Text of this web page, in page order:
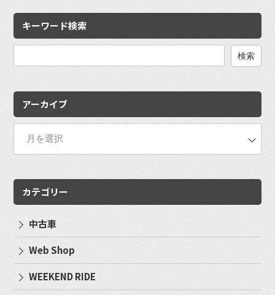
キーワード検索
アーカイブ
カテゴリー
中古車
Web Shop
WEEKEND RIDE